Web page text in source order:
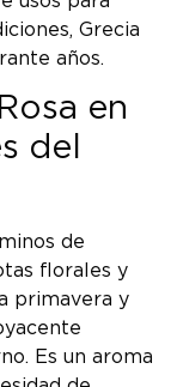
Grecia
años.
en
del
de
florales y
primavera y
Es un aroma